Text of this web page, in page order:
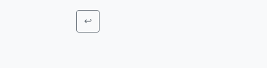
↩